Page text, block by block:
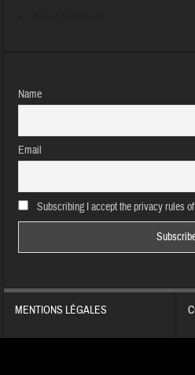
Name
Email
Subscribing I accept the privacy rules
MENTIONS LÉGALES